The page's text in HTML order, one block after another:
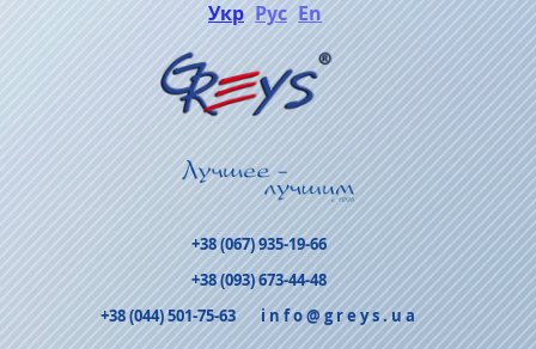
Укр Рус En
+38 (067) 935-19-66
+38 (093) 673-44-48
+38 (044) 501-75-63
info@greys.ua